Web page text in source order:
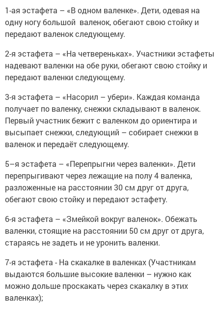
1-ая эстафета – «В одном валенке». Дети, одевая на
одну ногу большой валенок, обегают свою стойку и
передают валенок следующему.
2-я эстафета – «На четвереньках». Участники эстафеты
надевают валенки на обе руки, обегают свою стойку и
передают валенки следующему.
3-я эстафета – «Насорил – убери». Каждая команда
получает по валенку, снежки складывают в валенок.
Первый участник бежит с валенком до ориентира и
высыпает снежки, следующий – собирает снежки в
валенок и передаёт следующему.
5–я эстафета – «Перепрыгни через валенки». Дети
перепрыгивают через лежащие на полу 4 валенка,
разложенные на расстоянии 30 см друг от друга,
обегают свою стойку и передают эстафету.
6-я эстафета – «Змейкой вокруг валенок». Обежать
валенки, стоящие на расстоянии 50 см друг от друга,
стараясь не задеть и не уронить валенки.
7-я эстафета - На скакалке в валенках (Участникам
выдаются большие высокие валенки – нужно как
можно дольше проскакать через скакалку в этих
валенках);